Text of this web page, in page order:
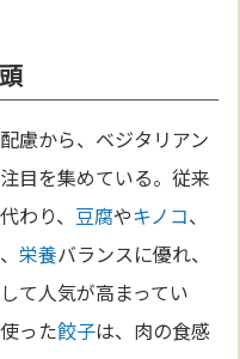
慮から、ベジタリアン
目を集めている。従来
わり、 豆腐やキノコ、
栄養バランスに優れ、
て人気が高まってい
った餃子は、肉の食感